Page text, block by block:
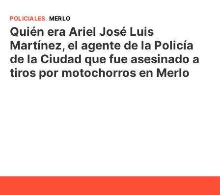
POLICIALES. MERLO
Quién era Ariel José Luis
Martínez, el agente de la Policía
de la Ciudad que fue asesinado a
tiros por motochorros en Merlo